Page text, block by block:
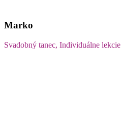
Marko
Svadobný tanec, Individuálne lekcie